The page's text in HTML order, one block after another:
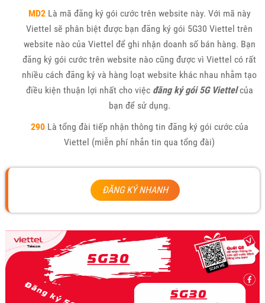
MD2 Là mã đăng ký gói cước trên website này. Với mã này
Viettel sẽ phân biệt được bạn đăng ký gói 5G30 Viettel trên
website nào của Viettel để ghi nhận doanh số bán hàng. Bạn
đăng ký gói cước trên website nào cũng được vì Viettel có rất
nhiều cách đăng ký và hàng loạt website khác nhau nhằm tạo
điều kiện thuận lợi nhất cho việc đăng ký gói 5G Viettelcủa
bạn để sử dụng.
290Là tổng đài tiếp nhận thông tin đăng ký gói cước của
Viettel (miễn phí nhắn tin qua tổng đài)
ĐĂNG KÝ NHANH